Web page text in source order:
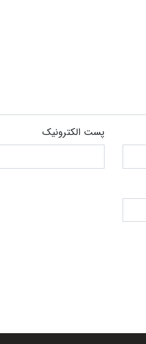
پست الکترونیک